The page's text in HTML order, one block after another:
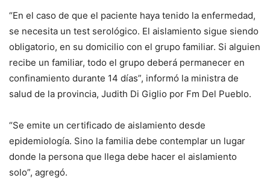
“En el caso de que el paciente haya tenido la enfermedad,
se necesita un test serológico. El aislamiento sigue siendo
obligatorio, en su domicilio con el grupo familiar. Si alguien
recibe un familiar, todo el grupo deberá permanecer en
confinamiento durante 14 días”, informó la ministra de
salud de la provincia, Judith Di Giglio por Fm Del Pueblo.
“Se emite un certificado de aislamiento desde
epidemiología. Sino la familia debe contemplar un lugar
donde la persona que llega debe hacer el aislamiento
solo”, agregó.